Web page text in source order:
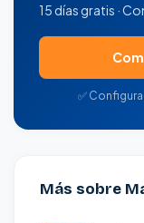
15 días gratis ·
✅
Más sobre